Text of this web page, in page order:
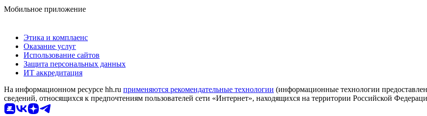
Мобильное приложение
Этика и комплаенс
Оказание услуг
Использование сайтов
Защита персональных данных
ИТ аккредитация
На информационном ресурсе hh.ru применяются рекомендательные технологии (информационные технологии
сведений, относящихся к предпочтениям пользователей сети «Интернет», находящихся на территории Российской